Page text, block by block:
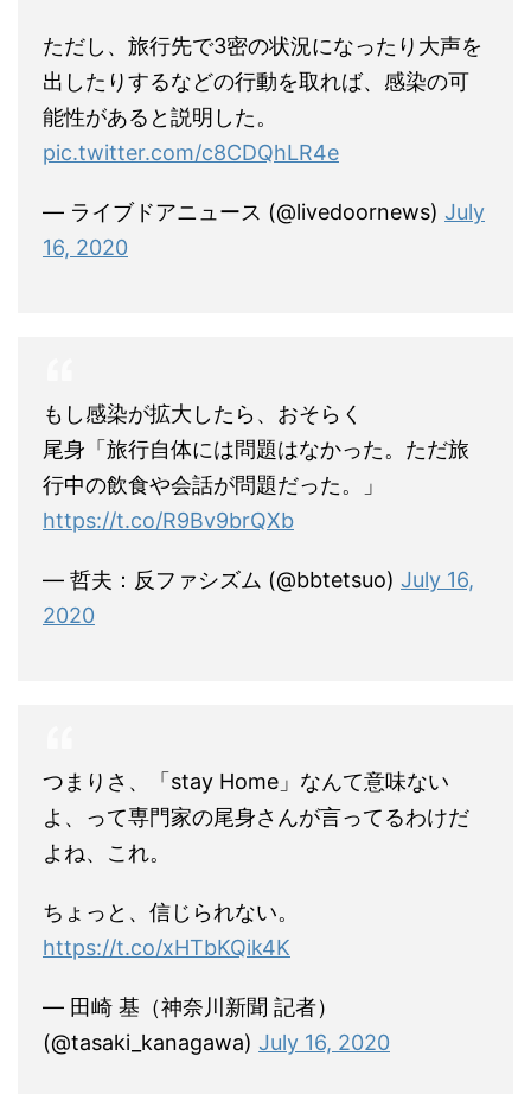
ただし、旅行先で3密の状況になったり大声を
出したりするなどの行動を取れば、感染の可
能性があると説明した。
pic.twitter.com/c8CDQhLR4e
— ライブドアニュース (@livedoornews) July
16, 2020
もし感染が拡大したら、おそらく
尾身「旅行自体には問題はなかった。ただ旅
行中の飲食や会話が問題だった。」
https://t.co/R9Bv9brQXb
— 哲夫：反ファシズム (@bbtetsuo) July 16,
2020
つまりさ、「stay Home」なんて意味ない
よ、って専門家の尾身さんが言ってるわけだ
よね、これ。
ちょっと、信じられない。
https://t.co/xHTbKQik4K
— 田崎 基（神奈川新聞 記者）
(@tasaki_kanagawa) July 16, 2020